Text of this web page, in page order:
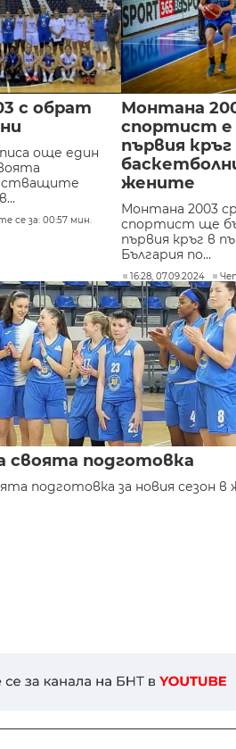
с обрат
още един
се за: 00:57 мин.
Монтана
спортист е
първия кръг
жените
Монтана 2003
спортист ще
първия кръг в
България по...
16:28, 07.09.2024
своята подготовка
подготовка за новия сезон в